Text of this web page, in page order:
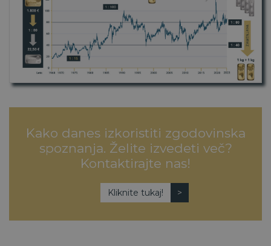
Kako danes izkoristiti zgodovinska
spoznanja. Želite izvedeti več?
Kontaktirajte nas!
Kliknite tukaj!